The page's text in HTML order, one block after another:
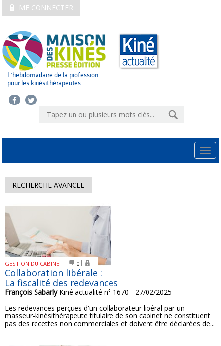
ME CONNECTER
L’hebdomadaire de la profession
pour les kinésithérapeutes
RECHERCHE AVANCEE
GESTION DU CABINET 0
Collaboration libérale :
La fiscalité des redevances
François SabarlyKiné actualité n° 1670 - 27/02/2025
Les redevances perçues d'un collaborateur libéral par un
masseur-kinésithérapeute titulaire de son cabinet ne constituent
pas des recettes non commerciales et doivent être déclarées de...